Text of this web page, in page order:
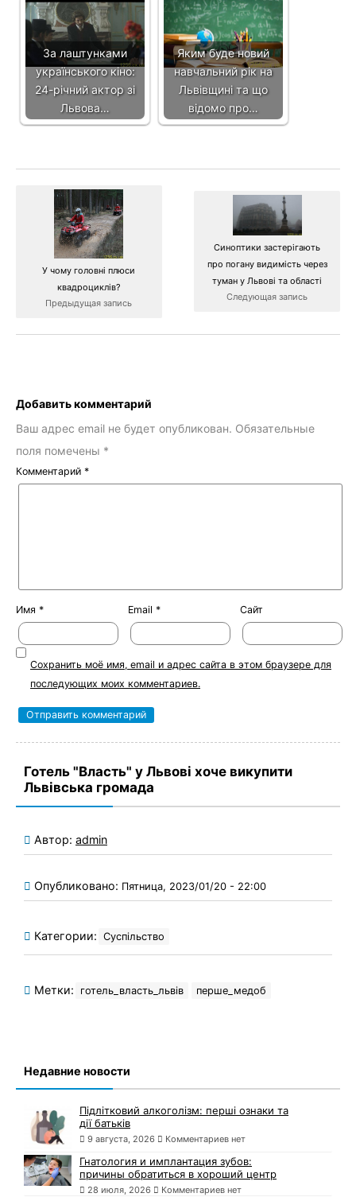
За лаштунками
українського кіно:
24-річний актор зі
Львова…
Яким буде новий
навчальний рік на
Львівщині та що
відомо про…
У чому головні плюси
квадроциклів?
Предыдущая запись
Синоптики застерігають
про погану видимість через
туман у Львові та області
Следующая запись
Добавить комментарий
Ваш адрес email не будет опубликован. Обязательные
поля помечены *
Комментарий *
Имя * Email * Сайт
Сохранить моё имя, email и адрес сайта в этом браузере для
последующих моих комментариев.
Готель "Власть" у Львові хоче викупити
Львівська громада
Автор: admin
Опубликовано: Пятница, 2023/01/20 - 22:00
Категории: Суспільство
Метки: готель_власть_львів перше_медоб
Недавние новости
Підлітковий алкоголізм: перші ознаки та
дії батьків
9 августа, 2026 Комментариев нет
Гнатология и имплантация зубов:
причины обратиться в хороший центр
28 июля, 2026 Комментариев нет